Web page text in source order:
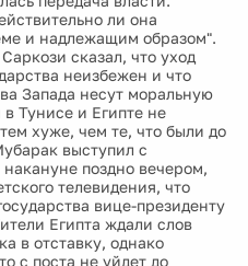
ли она
и надлежащим образом".
сказал, что уход
неизбежен и что
Запада несут моральную
в Тунисе и Египте не
хуже, чем те, что были до
выступил с
поздно вечером,
телевидения, что
вице-президенту
Египта ждали слов
в отставку, однако
с поста не уйдет до